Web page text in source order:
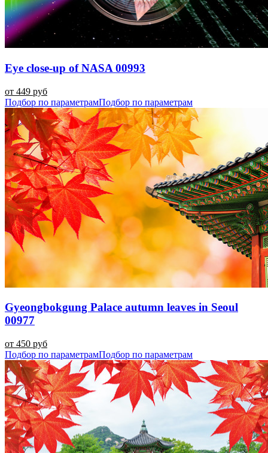
Eye close-up of NASA 00993
от 449 руб
Подбор по параметрамПодбор по параметрам
Gyeongbokgung Palace autumn leaves in Seoul
00977
от 450 руб
Подбор по параметрамПодбор по параметрам